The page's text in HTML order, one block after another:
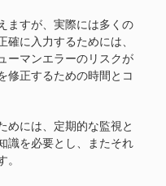
ますが、実際には多くの
に入力するためには、
ーマンエラーのリスクが
修正するための時間とコ
めには、定期的な監視と
識を必要とし、またそれ
。